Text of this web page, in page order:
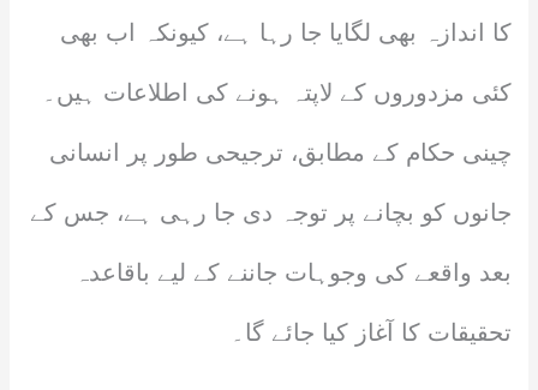
کا اندازہ بھی لگایا جا رہا ہے، کیونکہ اب بھی
کئی مزدوروں کے لاپتہ ہونے کی اطلاعات ہیں۔
چینی حکام کے مطابق، ترجیحی طور پر انسانی
جانوں کو بچانے پر توجہ دی جا رہی ہے، جس کے
بعد واقعے کی وجوہات جاننے کے لیے باقاعدہ
تحقیقات کا آغاز کیا جائے گا۔